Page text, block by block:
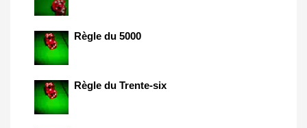
Règle du 5000
Règle du Trente-six